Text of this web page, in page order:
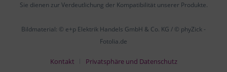
Sie dienen zur Verdeutlichung der Kompatibilität unserer Produkte.
Bildmaterial: © e+p Elektrik Handels GmbH & Co. KG / © phyZick -
Fotolia.de
Kontakt
Privatsphäre und Datenschutz